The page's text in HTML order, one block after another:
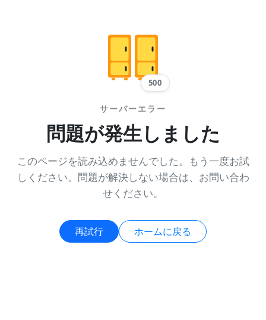
500
サーバーエラー
問題が発生しました
このページを読み込めませんでした。もう一度お試
しください。問題が解決しない場合は、お問い合わ
せください。
再試行 ホームに戻る